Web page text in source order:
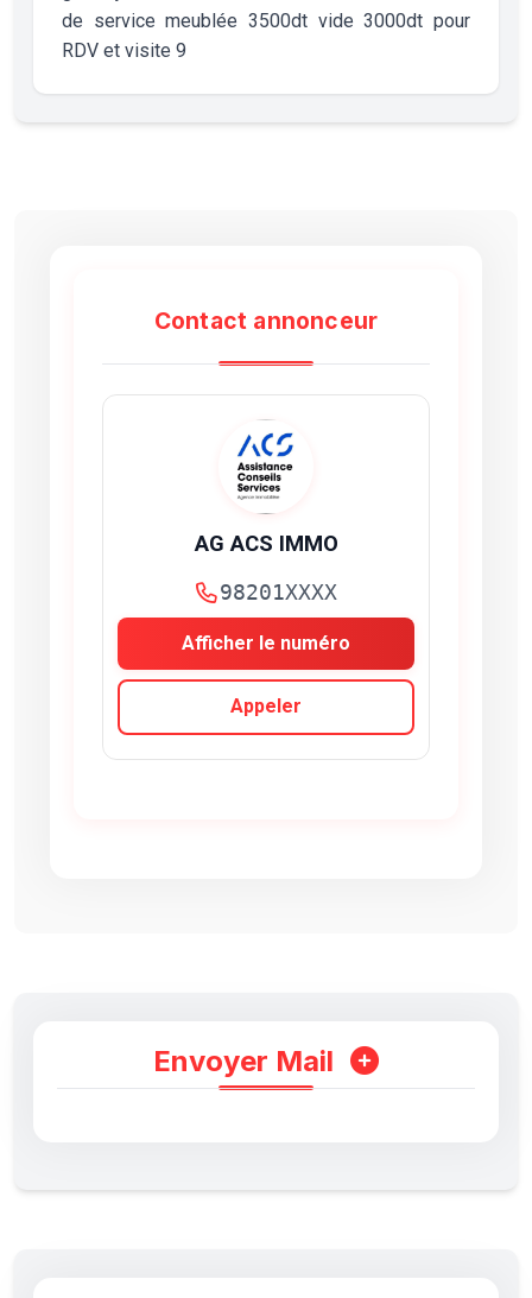
de service meublée 3500dt vide 3000dt pour
RDV et visite 9
Contact annonceur
AG ACS IMMO
98201XXXX
Afficher le numéro
Appeler
Envoyer Mail